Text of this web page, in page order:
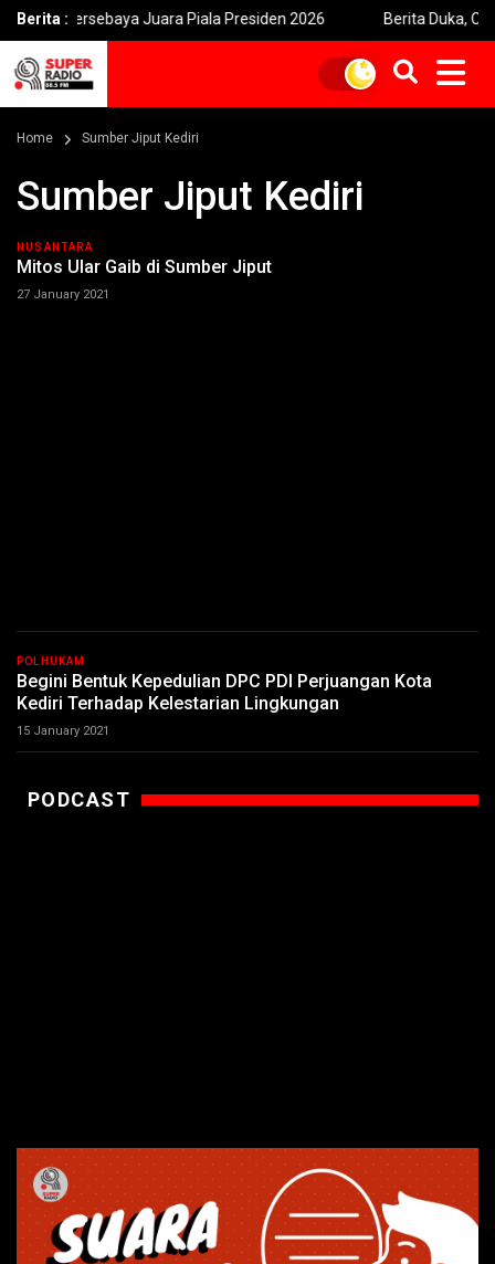
Berita :
Persebaya Juara Piala Presiden 2026 Berita Duka, Cak
Home Sumber Jiput Kediri
Sumber Jiput Kediri
NUSANTARA
Mitos Ular Gaib di Sumber Jiput
27 January 2021
POLHUKAM
Begini Bentuk Kepedulian DPC PDI Perjuangan Kota
Kediri Terhadap Kelestarian Lingkungan
15 January 2021
PODCAST